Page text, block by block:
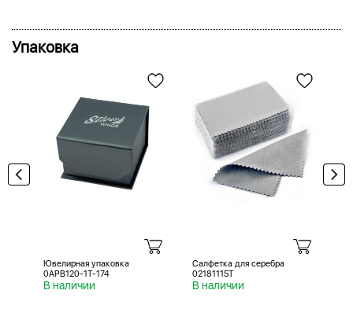
Упаковка
Ювелирная упаковка
0APB120-1T-174
В наличии
Салфетка для серебра
02181115T
В наличии